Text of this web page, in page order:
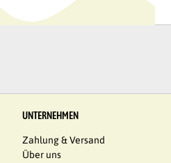
UNTERNEHMEN
Zahlung & Versand
Über uns